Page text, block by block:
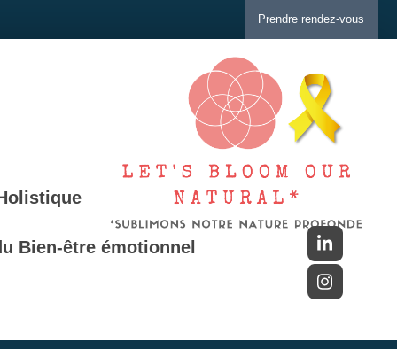
Prendre rendez-vous
Bien-être émotionnel